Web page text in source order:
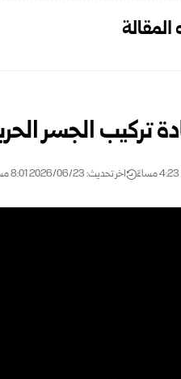
تركيب الجسر
اخر تحديث: 2026/06/23 8:01 مساءً